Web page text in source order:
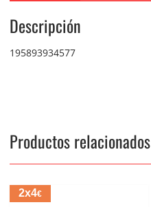
Descripción
195893934577
Productos relacionados
2x4€